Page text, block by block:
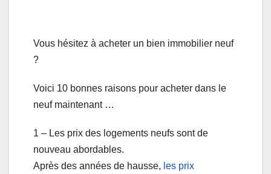
Vous hésitez à acheter un bien immobilier neuf
?
Voici 10 bonnes raisons pour acheter dans le
neuf maintenant …
1 – Les prix des logements neufs sont de
nouveau abordables.
Après des années de hausse, les prix